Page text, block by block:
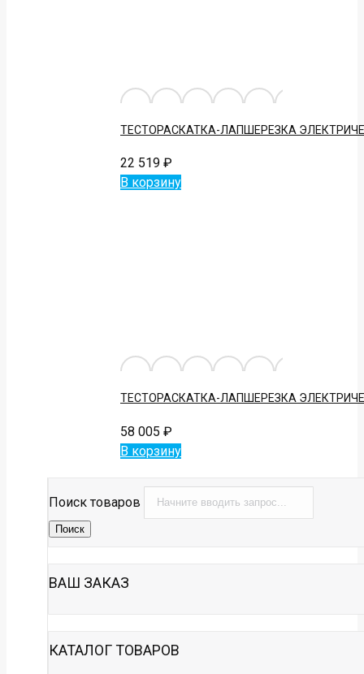
ТЕСТОРАСКАТКА-ЛАПШЕРЕЗКА
22 519 ₽
В корзину
ТЕСТОРАСКАТКА-ЛАПШЕРЕЗКА
58 005 ₽
В корзину
Поиск товаров
Поиск
ВАШ ЗАКАЗ
КАТАЛОГ ТОВАРОВ